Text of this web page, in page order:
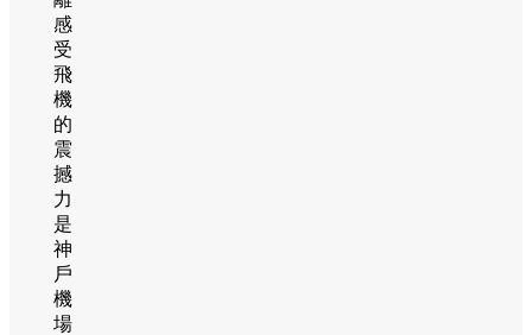
感
受
飛
機
的
震
撼
力
是
神
戶
機
場